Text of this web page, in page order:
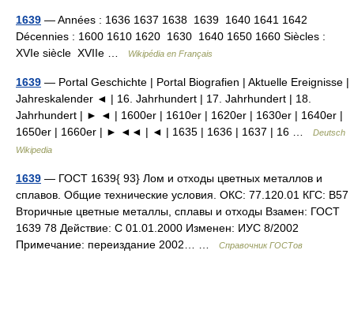
1639 — Années : 1636 1637 1638 1639 1640 1641 1642
Décennies : 1600 1610 1620 1630 1640 1650 1660 Siècles :
XVIe siècle XVIIe …
Wikipédia en Français
1639 — Portal Geschichte | Portal Biografien | Aktuelle Ereignisse |
Jahreskalender ◄ | 16. Jahrhundert | 17. Jahrhundert | 18.
Jahrhundert | ► ◄ | 1600er | 1610er | 1620er | 1630er | 1640er |
1650er | 1660er | ► ◄◄ | ◄ | 1635 | 1636 | 1637 | 16 …
Deutsch
Wikipedia
1639 — ГОСТ 1639{ 93} Лом и отходы цветных металлов и
сплавов. Общие технические условия. ОКС: 77.120.01 КГС: В57
Вторичные цветные металлы, сплавы и отходы Взамен: ГОСТ
1639 78 Действие: С 01.01.2000 Изменен: ИУС 8/2002
Примечание: переиздание 2002… …
Справочник ГОСТов